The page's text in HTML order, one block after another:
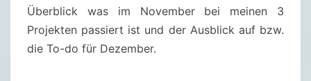
K
Überblick was im November bei meinen 3
Projekten passiert ist und der Ausblick auf bzw.
die To-do für Dezember.